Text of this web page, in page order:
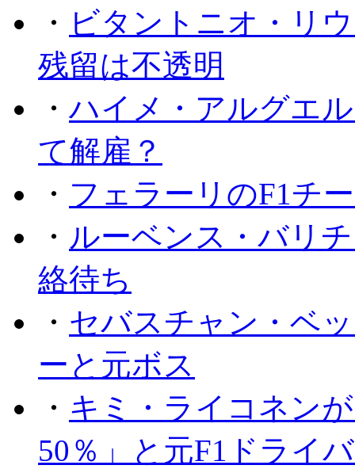
・ ビタントニオ・リ
残留は不透明
・ハイメ・アルグエ
て解雇？
・ フェラーリのF1チ
・ ルーベンス・バリ
絡待ち
・ セバスチャン・ベ
ーと元ボス
・ キミ・ライコネン
50％」と元F1ドライ